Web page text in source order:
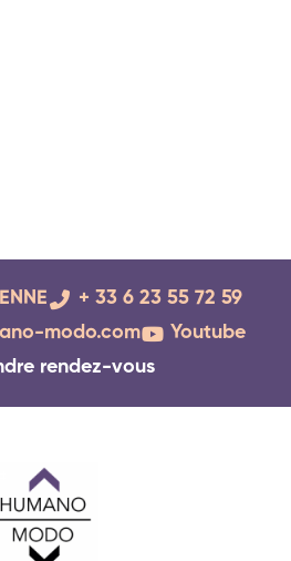
+ 33 6 23 55 72 59
modo.com
Youtube
rendez-vous